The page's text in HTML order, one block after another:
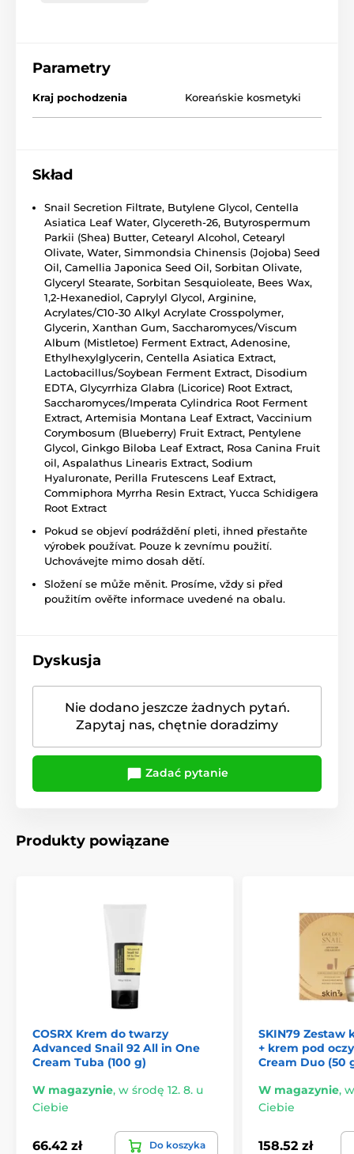
Parametry
Kraj pochodzenia Koreańskie kosmetyki
Skład
Snail Secretion Filtrate, Butylene Glycol, Centella
Asiatica Leaf Water, Glycereth-26, Butyrospermum
Parkii (Shea) Butter, Cetearyl Alcohol, Cetearyl
Olivate, Water, Simmondsia Chinensis (Jojoba) Seed
Oil, Camellia Japonica Seed Oil, Sorbitan Olivate,
Glyceryl Stearate, Sorbitan Sesquioleate, Bees Wax,
1,2-Hexanediol, Caprylyl Glycol, Arginine,
Acrylates/C10-30 Alkyl Acrylate Crosspolymer,
Glycerin, Xanthan Gum, Saccharomyces/Viscum
Album (Mistletoe) Ferment Extract, Adenosine,
Ethylhexylglycerin, Centella Asiatica Extract,
Lactobacillus/Soybean Ferment Extract, Disodium
EDTA, Glycyrrhiza Glabra (Licorice) Root Extract,
Saccharomyces/Imperata Cylindrica Root Ferment
Extract, Artemisia Montana Leaf Extract, Vaccinium
Corymbosum (Blueberry) Fruit Extract, Pentylene
Glycol, Ginkgo Biloba Leaf Extract, Rosa Canina Fruit
oil, Aspalathus Linearis Extract, Sodium
Hyaluronate, Perilla Frutescens Leaf Extract,
Commiphora Myrrha Resin Extract, Yucca Schidigera
Root Extract
Pokud se objeví podráždění pleti, ihned přestaňte
výrobek používat. Pouze k zevnímu použití.
Uchovávejte mimo dosah dětí.
Složení se může měnit. Prosíme, vždy si před
použitím ověřte informace uvedené na obalu.
Dyskusja
Nie dodano jeszcze żadnych pytań.
Zapytaj nas, chętnie doradzimy
Zadać pytanie
Produkty powiązane
COSRX Krem do twarzy
Advanced Snail 92 All in One
Cream Tuba (100 g)
W magazynie, w środę 12. 8. u
Ciebie
66.42 zł Do koszyka
SKIN79 Zestaw
+ krem pod
Cream Duo (50
W magazynie,
Ciebie
158.52 zł